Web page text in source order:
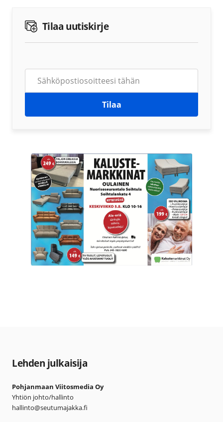
Tilaa uutiskirje
Tilaa
Lehden julkaisija
Pohjanmaan Viitosmedia Oy
Yhtiön johto/hallinto
hallinto@seutumajakka.fi